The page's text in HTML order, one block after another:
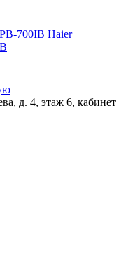
Haier
д. 4, этаж 6, кабинет